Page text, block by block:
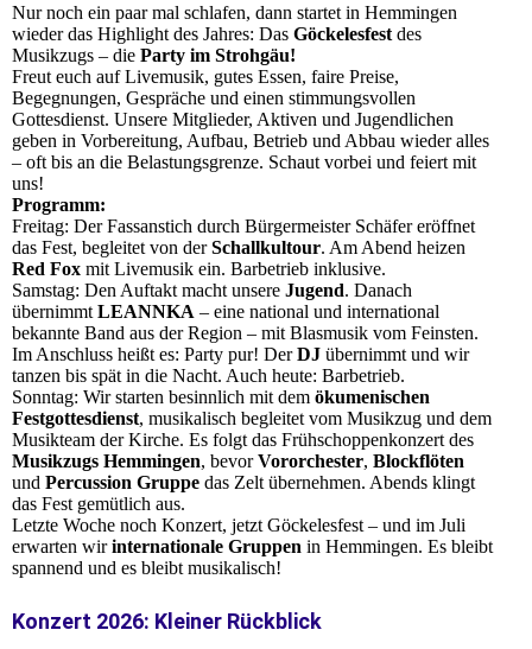
Nur noch ein paar mal schlafen, dann startet in Hemmingen
wieder das Highlight des Jahres: Das Göckelesfest des
Musikzugs – die Party im Strohgäu!
Freut euch auf Livemusik, gutes Essen, faire Preise,
Begegnungen, Gespräche und einen stimmungsvollen
Gottesdienst. Unsere Mitglieder, Aktiven und Jugendlichen
geben in Vorbereitung, Aufbau, Betrieb und Abbau wieder alles
– oft bis an die Belastungsgrenze. Schaut vorbei und feiert mit
uns!
Programm:
Freitag: Der Fassanstich durch Bürgermeister Schäfer eröffnet
das Fest, begleitet von derSchallkultour. Am Abend heizen
Red Fox mit Livemusik ein. Barbetrieb inklusive.
Samstag: Den Auftakt macht unsere Jugend. Danach
übernimmt LEANNKA – eine national und international
bekannte Band aus der Region – mit Blasmusik vom Feinsten.
Im Anschluss heißt es: Party pur! DerDJ übernimmt und wir
tanzen bis spät in die Nacht. Auch heute: Barbetrieb.
Sonntag: Wir starten besinnlich mit dem ökumenischen
Festgottesdienst, musikalisch begleitet vom Musikzug und dem
Musikteam der Kirche. Es folgt das Frühschoppenkonzert des
Musikzugs Hemmingen, bevorVororchester, Blockflöten
und Percussion Gruppe das Zelt übernehmen. Abends klingt
das Fest gemütlich aus.
Letzte Woche noch Konzert, jetzt Göckelesfest – und im Juli
erwarten wirinternationale Gruppen in Hemmingen. Es bleibt
spannend und es bleibt musikalisch!
Konzert 2026: Kleiner Rückblick